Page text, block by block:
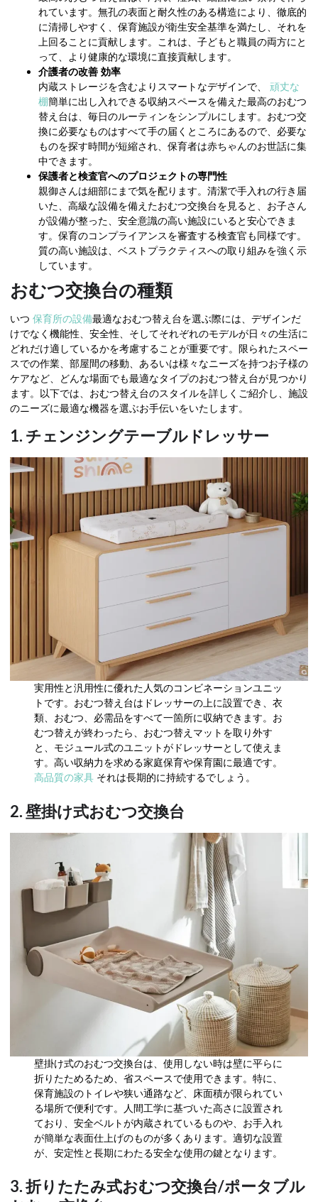
れています。無孔の表面と耐久性のある構造により、徹底的
に清掃しやすく、保育施設が衛生安全基準を満たし、それを
上回ることに貢献します。これは、子どもと職員の両方にと
って、より健康的な環境に直接貢献します。
介護者の改善 効率
内蔵ストレージを含むよりスマートなデザインで、 頑丈な
棚簡単に出し入れできる収納スペースを備えた最高のおむつ
替え台は、毎日のルーティンをシンプルにします。おむつ交
換に必要なものはすべて手の届くところにあるので、必要な
ものを探す時間が短縮され、保育者は赤ちゃんのお世話に集
中できます。
保護者と検査官へのプロジェクトの専門性
親御さんは細部にまで気を配ります。清潔で手入れの行き届
いた、高級な設備を備えたおむつ交換台を見ると、お子さん
が設備が整った、安全意識の高い施設にいると安心できま
す。保育のコンプライアンスを審査する検査官も同様です。
質の高い施設は、ベストプラクティスへの取り組みを強く示
しています。
おむつ交換台の種類
いつ 保育所の設備最適なおむつ替え台を選ぶ際には、デザインだ
けでなく機能性、安全性、そしてそれぞれのモデルが日々の生活に
どれだけ適しているかを考慮することが重要です。限られたスペー
スでの作業、部屋間の移動、あるいは様々なニーズを持つお子様の
ケアなど、どんな場面でも最適なタイプのおむつ替え台が見つかり
ます。以下では、おむつ替え台のスタイルを詳しくご紹介し、施設
のニーズに最適な機器を選ぶお手伝いをいたします。
1. チェンジングテーブルドレッサー
実用性と汎用性に優れた人気のコンビネーションユニッ
トです。おむつ替え台はドレッサーの上に設置でき、衣
類、おむつ、必需品をすべて一箇所に収納できます。お
むつ替えが終わったら、おむつ替えマットを取り外す
と、モジュール式のユニットがドレッサーとして使えま
す。高い収納力を求める家庭保育や保育園に最適です。
高品質の家具それは長期的に持続するでしょう。
2. 壁掛け式おむつ交換台
壁掛け式のおむつ交換台は、使用しない時は壁に平らに
折りたためるため、省スペースで使用できます。特に、
保育施設のトイレや狭い通路など、床面積が限られてい
る場所で便利です。人間工学に基づいた高さに設置され
ており、安全ベルトが内蔵されているものや、お手入れ
が簡単な表面仕上げのものが多くあります。適切な設置
が、安定性と長期にわたる安全な使用の鍵となります。
3. 折りたたみ式おむつ交換台/ポータブル